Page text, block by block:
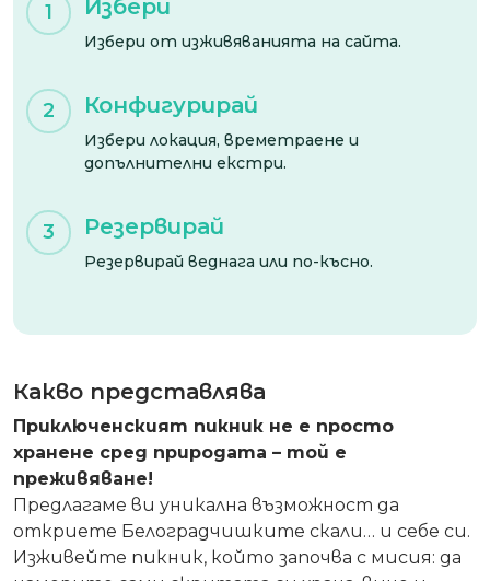
1 Избери
Избери от изживяванията на сайта.
2 Конфигурирай
Избери локация, времетраене и
допълнителни екстри.
3 Резервирай
Резервирай веднага или по-късно.
Какво представлява
Приключенският пикник не е просто
хранене сред природата – той е
преживяване!
Предлагаме ви уникална възможност да
откриете Белоградчишките скали… и себе си.
Изживейте пикник, който започва с мисия: да